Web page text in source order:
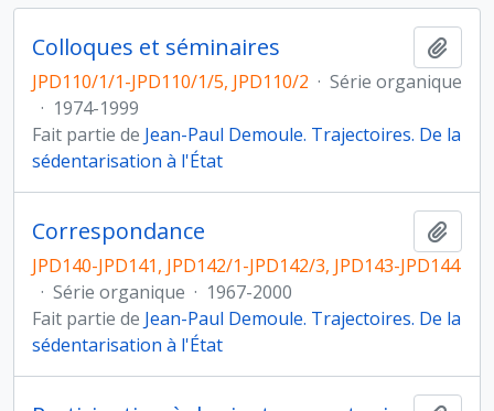
Colloques et séminaires
JPD110/1/1-JPD110/1/5, JPD110/2 · Série organique
· 1974-1999
Fait partie de Jean-Paul Demoule. Trajectoires. De la
sédentarisation à l'État
Correspondance
JPD140-JPD141, JPD142/1-JPD142/3, JPD143-JPD144
· Série organique · 1967-2000
Fait partie de Jean-Paul Demoule. Trajectoires. De la
sédentarisation à l'État